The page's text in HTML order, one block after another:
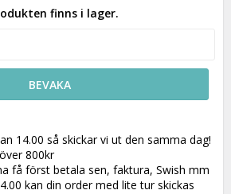
finns i lager.
BEVAKA
14.00 så skickar vi ut den samma dag!
800kr
få först betala sen, faktura, Swish mm
kan din order med lite tur skickas